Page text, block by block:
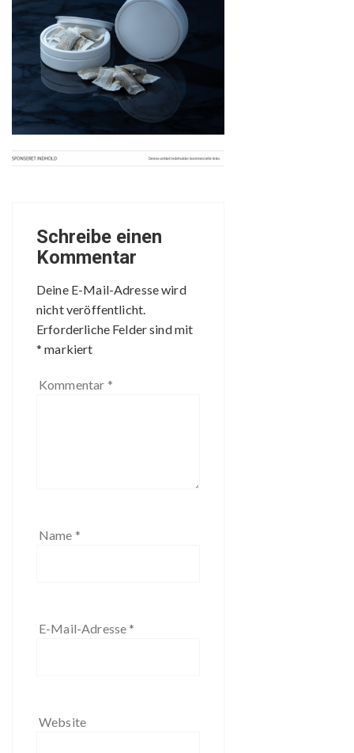
Schreibe einen
Kommentar
Deine E-Mail-Adresse wird
nicht veröffentlicht.
Erforderliche Felder sind mit
* markiert
Kommentar *
Name *
E-Mail-Adresse *
Website